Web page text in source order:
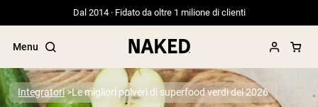
Dal 2014 · Fidato da oltre 1 milione di clienti
Menu
Integratori Le migliori polveri di superfood verdi del 2026